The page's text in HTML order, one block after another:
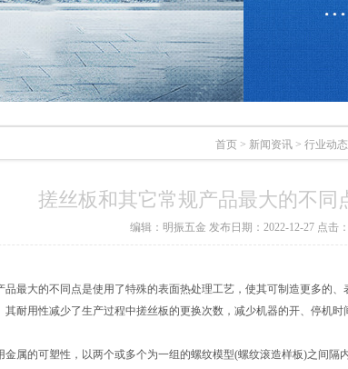
首页 > 新闻资讯 > 行业动态
搓丝板和其它常规产品最大的不同
编辑：明振五金 发布日期：2022-12-27 点击
品最大的不同点是使用了特殊的表面热处理工艺，使其可制造更多的
其耐用性减少了生产过程中搓丝板的更换次数，减少机器的开、停机
金属的可塑性，以两个或多个为一组的螺纹模型(螺纹滚造样板)之间隔